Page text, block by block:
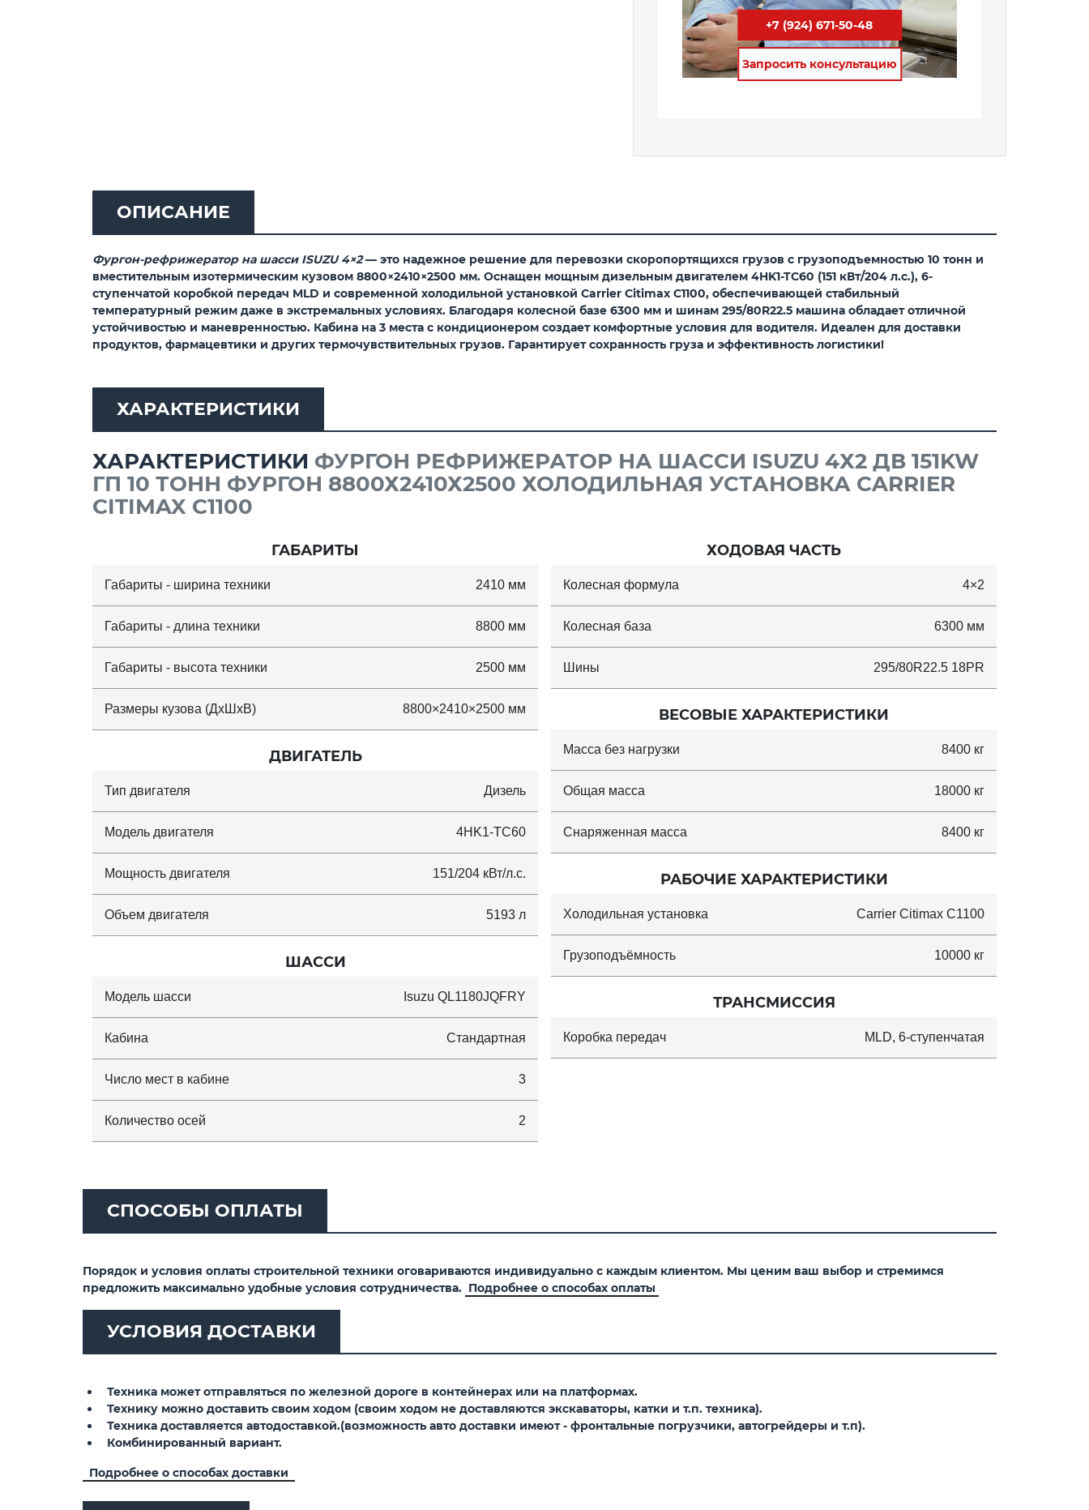
+7 (924) 671-50-48
Запросить консультацию
ОПИСАНИЕ
Фургон-рефрижератор на шасси ISUZU 4×2— это надежное решение для перевозки скоропортящихся грузов с грузоподъемностью 10 тонн и
вместительным изотермическим кузовом 8800×2410×2500 мм. Оснащен мощным дизельным двигателем 4HK1-TC60 (151 кВт/204 л.с.), 6-
ступенчатой коробкой передач MLD и современной холодильной установкой Carrier Citimax C1100, обеспечивающей стабильный
температурный режим даже в экстремальных условиях. Благодаря колесной базе 6300 мм и шинам 295/80R22.5 машина обладает отличной
устойчивостью и маневренностью. Кабина на 3 места с кондиционером создает комфортные условия для водителя. Идеален для доставки
продуктов, фармацевтики и других термочувствительных грузов. Гарантирует сохранность груза и эффективность логистики!
ХАРАКТЕРИСТИКИ
ХАРАКТЕРИСТИКИ ФУРГОН РЕФРИЖЕРАТОР НА ШАССИ ISUZU 4Х2 ДВ 151KW
ГП 10 ТОНН ФУРГОН 8800Х2410Х2500 ХОЛОДИЛЬНАЯ УСТАНОВКА CARRIER
CITIMAX C1100
ГАБАРИТЫ
Габариты - ширина техники 2410 мм
Габариты - длина техники 8800 мм
Габариты - высота техники 2500 мм
Размеры кузова (ДхШхВ) 8800×2410×2500 мм
ДВИГАТЕЛЬ
Тип двигателя Дизель
Модель двигателя 4HK1-TC60
Мощность двигателя 151/204 кВт/л.с.
Объем двигателя 5193 л
ШАССИ
Модель шасси Isuzu QL1180JQFRY
Кабина Стандартная
Число мест в кабине 3
Количество осей 2
ХОДОВАЯ ЧАСТЬ
Колесная формула 4×2
Колесная база 6300 мм
Шины 295/80R22.5 18PR
ВЕСОВЫЕ ХАРАКТЕРИСТИКИ
Масса без нагрузки 8400 кг
Общая масса 18000 кг
Снаряженная масса 8400 кг
РАБОЧИЕ ХАРАКТЕРИСТИКИ
Холодильная установка Carrier Citimax C1100
Грузоподъёмность 10000 кг
ТРАНСМИССИЯ
Коробка передач MLD, 6-ступенчатая
СПОСОБЫ ОПЛАТЫ
Порядок и условия оплаты строительной техники оговариваются индивидуально с каждым клиентом. Мы ценим ваш выбор и стремимся
предложить максимально удобные условия сотрудничества. Подробнее о способах оплаты
УСЛОВИЯ ДОСТАВКИ
Техника может отправляться по железной дороге в контейнерах или на платформах.
Технику можно доставить своим ходом (своим ходом не доставляются экскаваторы, катки и т.п. техника).
Техника доставляется автодоставкой.(возможность авто доставки имеют - фронтальные погрузчики, автогрейдеры и т.п).
Комбинированный вариант.
Подробнее о способах доставки